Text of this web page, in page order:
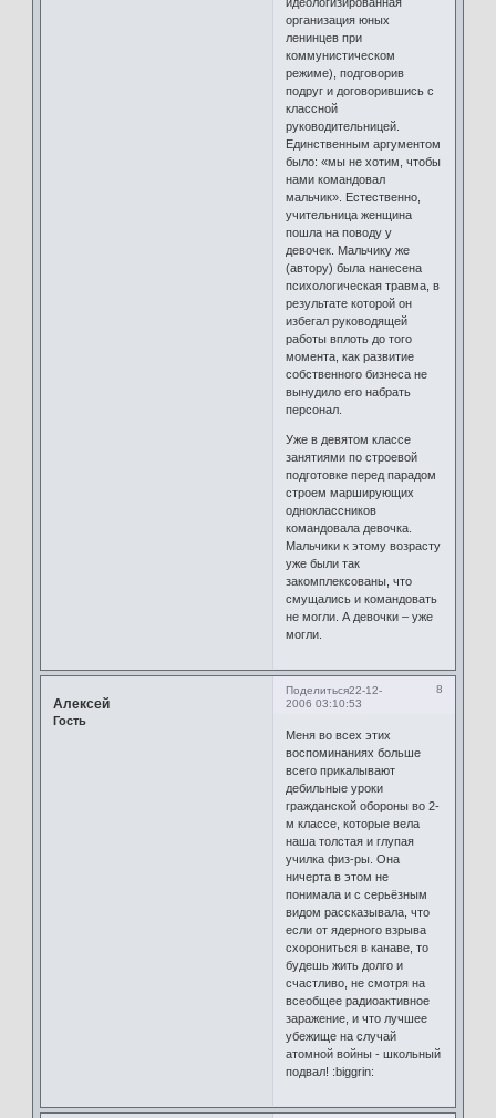
организация юных
ленинцев при
коммунистическом
режиме), подговорив
подруг и договорившись с
классной
руководительницей.
Единственным аргументом
было: «мы не хотим, чтобы
нами командовал
мальчик». Естественно,
учительница женщина
пошла на поводу у
девочек. Мальчику же
(автору) была нанесена
психологическая травма, в
результате которой он
избегал руководящей
работы вплоть до того
момента, как развитие
собственного бизнеса не
вынудило его набрать
персонал.
Уже в девятом классе
занятиями по строевой
подготовке перед парадом
строем марширующих
одноклассников
командовала девочка.
Мальчики к этому возрасту
уже были так
закомплексованы, что
смущались и командовать
не могли. А девочки – уже
могли.
Поделиться 8
22-12-
2006 03:10:53
Алексей
Гость
Меня во всех этих
воспоминаниях больше
всего прикалывают
дебильные уроки
гражданской обороны во 2-
м классе, которые вела
наша толстая и глупая
училка физ-ры. Она
ничерта в этом не
понимала и с серьёзным
видом рассказывала, что
если от ядерного взрыва
схорониться в канаве, то
будешь жить долго и
счастливо, не смотря на
всеобщее радиоактивное
заражение, и что лучшее
убежище на случай
атомной войны - школьный
подвал! :biggrin: